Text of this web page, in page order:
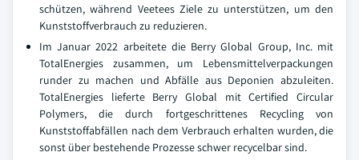
schützen, während Veetees Ziele zu unterstützen, um den
Kunststoffverbrauch zu reduzieren.
Im Januar 2022 arbeitete die Berry Global Group, Inc. mit
TotalEnergies zusammen, um Lebensmittelverpackungen
runder zu machen und Abfälle aus Deponien abzuleiten.
TotalEnergies lieferte Berry Global mit Certified Circular
Polymers, die durch fortgeschrittenes Recycling von
Kunststoffabfällen nach dem Verbrauch erhalten wurden, die
sonst über bestehende Prozesse schwer recycelbar sind.